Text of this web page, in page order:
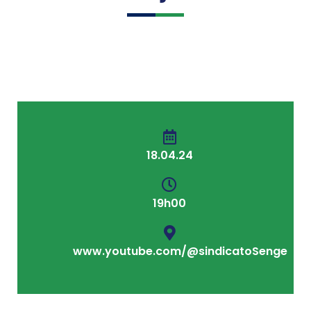
18.04.24
19h00
www.youtube.com/@sindicatoSenge